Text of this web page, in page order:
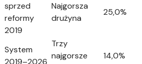
sprzed
reformy
2019
Najgorsza
drużyna
25,0%
System
2019–2026
Trzy
najgorsze
14,0%